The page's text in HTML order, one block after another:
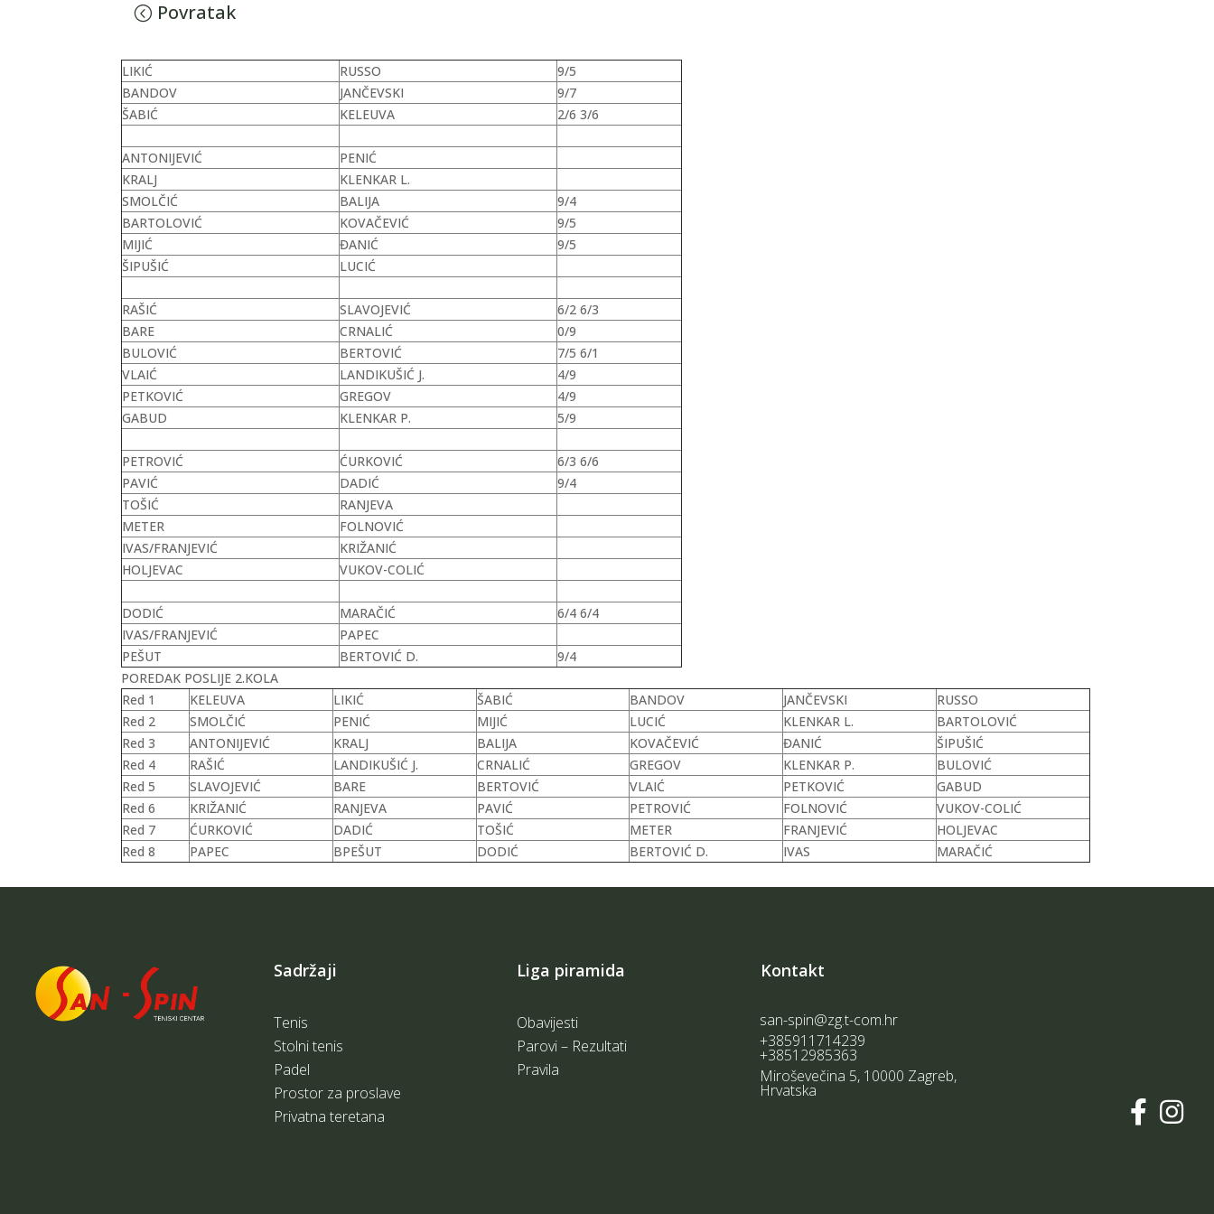
Povratak
LIKIĆ RUSSO
9/5
BANDOV
JANČEVSKI
9/7
ŠABIĆ
KELEUVA 2/6 3/6
ANTONIJEVIĆ
PENIĆ
KRALJ
KLENKAR L.
SMOLČIĆ
BALIJA
9/4
BARTOLOVIĆ
KOVAČEVIĆ
9/5
MIJIĆ
ĐANIĆ
9/5
ŠIPUŠIĆ
LUCIĆ
RAŠIĆ SLAVOJEVIĆ
6/2 6/3
BARE
CRNALIĆ
0/9
BULOVIĆ
BERTOVIĆ
7/5 6/1
VLAIĆ
LANDIKUŠIĆ J.
4/9
PETKOVIĆ
GREGOV
4/9
GABUD
KLENKAR P. 5/9
PETROVIĆ ĆURKOVIĆ
6/3 6/6
PAVIĆ
DADIĆ
9/4
TOŠIĆ
RANJEVA
METER
FOLNOVIĆ
IVAS/FRANJEVIĆ
KRIŽANIĆ
HOLJEVAC
VUKOV-COLIĆ
DODIĆ MARAČIĆ
6/4 6/4
IVAS/FRANJEVIĆ
PAPEC
PEŠUT
BERTOVIĆ D.
9/4
POREDAK POSLIJE 2.KOLA
Red 1
KELEUVA LIKIĆ ŠABIĆ BANDOV JANČEVSKI
RUSSO
Red 2
SMOLČIĆ PENIĆ MIJIĆ LUCIĆ KLENKAR L.
BARTOLOVIĆ
Red 3
ANTONIJEVIĆ KRALJ BALIJA KOVAČEVIĆ ĐANIĆ
ŠIPUŠIĆ
Red 4
RAŠIĆ LANDIKUŠIĆ J. CRNALIĆ GREGOV KLENKAR P.
BULOVIĆ
Red 5
SLAVOJEVIĆ BARE BERTOVIĆ VLAIĆ PETKOVIĆ
GABUD
Red 6
KRIŽANIĆ RANJEVA PAVIĆ PETROVIĆ FOLNOVIĆ
VUKOV-COLIĆ
Red 7
ĆURKOVIĆ DADIĆ TOŠIĆ METER FRANJEVIĆ
HOLJEVAC
Red 8
PAPEC BPEŠUT DODIĆ BERTOVIĆ D. IVAS MARAČIĆ
Sadržaji
Tenis
Stolni tenis
Padel
Prostor za proslave
Privatna teretana
Liga piramida
Obavijesti
Parovi – Rezultati
Pravila
Kontakt
san-spin@zg.t-com.hr
+385911714239
+38512985363
Miroševečina 5, 10000 Zagreb,
Hrvatska
 